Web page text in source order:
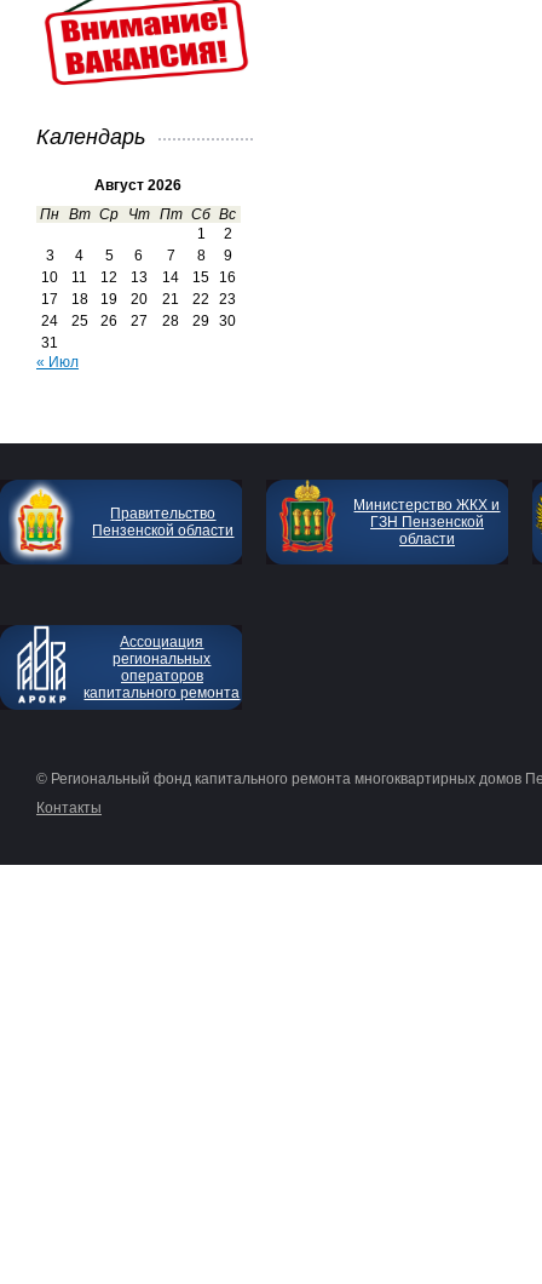
Календарь
Август 2026
Пн Вт Ср Чт Пт Сб Вс
1
2
3
4 5 6 7 8
9
10
11 12 13 14 15
16
17
18 19 20 21 22
23
24
25 26 27 28 29
30
31
« Июл
Правительство
Пензенской области
Министерство ЖКХ и
ГЗН Пензенской
области
Ассоциация
региональных
операторов
капитального ремонта
© Региональный фонд капитального ремонта многоквартирных домов
Контакты